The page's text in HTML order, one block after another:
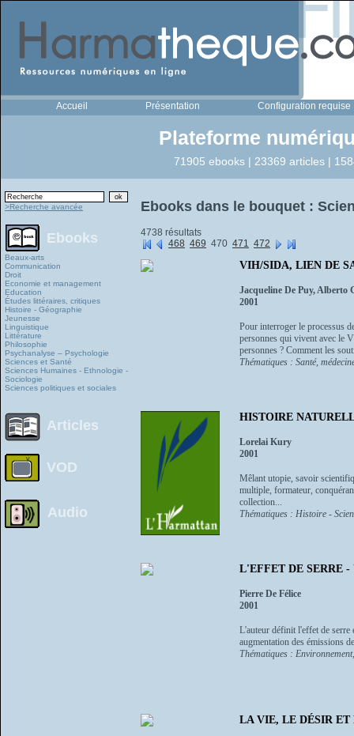
Accueil Présentation Configuration requise
Plateforme
71905 ebooks | 23369 articles |
>Recherche avancée
Ebooks
Beaux-arts
Communication
Droit
Economie et management
Education
Études littéraires, critiques
Histoire - Géographie
Jeunesse
Linguistique
Littérature
Philosophie
Psychanalyse – Psychologie
Sciences et Santé
Sciences Humaines - Ethnologie -
Sociologie
Sciences politiques et sociales
Articles
VOD
Audio
Ebooks dans le bouquet :
4738 résultats
468 469 470 471 472
VIH/SIDA, LIEN DE
Jacqueline De Puy, Alberto
2001
Pour interroger le processus
personnes qui vivent avec le
personnes ? Comment les
Thématiques : Santé,
HISTOIRE
Lorelai Kury
2001
Mêlant utopie, savoir
multiple, formateur,
collection...
Thématiques : Histoire -
L'EFFET DE SERRE -
Pierre De Félice
2001
L'auteur définit l'effet de serre
augmentation des émissions
Thématiques :
LA VIE, LE DÉSIR ET